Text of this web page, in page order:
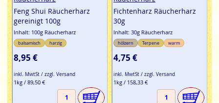
Feng Shui Räucherharz
gereinigt 100g
Inhalt: 100g Räucherharz
balsamisch harzig
8,95 €
inkl. MwtSt / zzgl. Versand
1kg / 89,50 €
Fichtenharz Räucherharz
30g
Inhalt: 30g Räucherharz
hölzern Terpene warm
4,75 €
inkl. MwtSt / zzgl. Versand
1kg / 158,33 €